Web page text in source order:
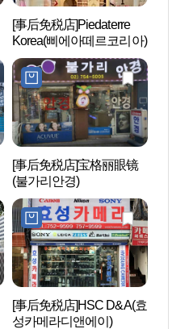
[事后免税店]Piedaterre
Korea(삐에아떼르코리아)
[事后免税店]宝格丽眼镜
(불가리안경)
[事后免税店]HSC D&A(효
성카메라디앤에이)